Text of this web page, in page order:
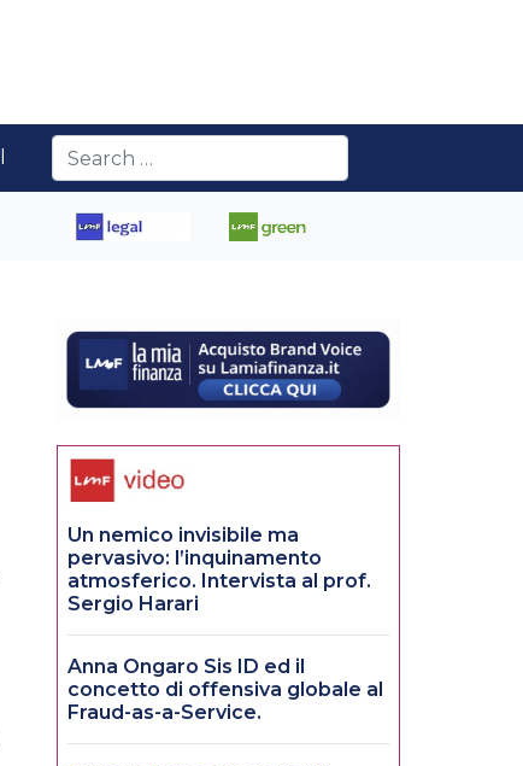
Un nemico invisibile ma
pervasivo: l’inquinamento
atmosferico. Intervista al prof.
Sergio Harari
Anna Ongaro Sis ID ed il
concetto di offensiva globale al
Fraud-as-a-Service.